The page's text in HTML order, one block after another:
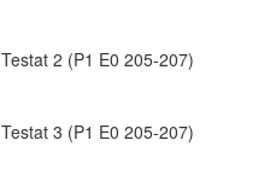
2 (P1 E0 205-207)
3 (P1 E0 205-207)